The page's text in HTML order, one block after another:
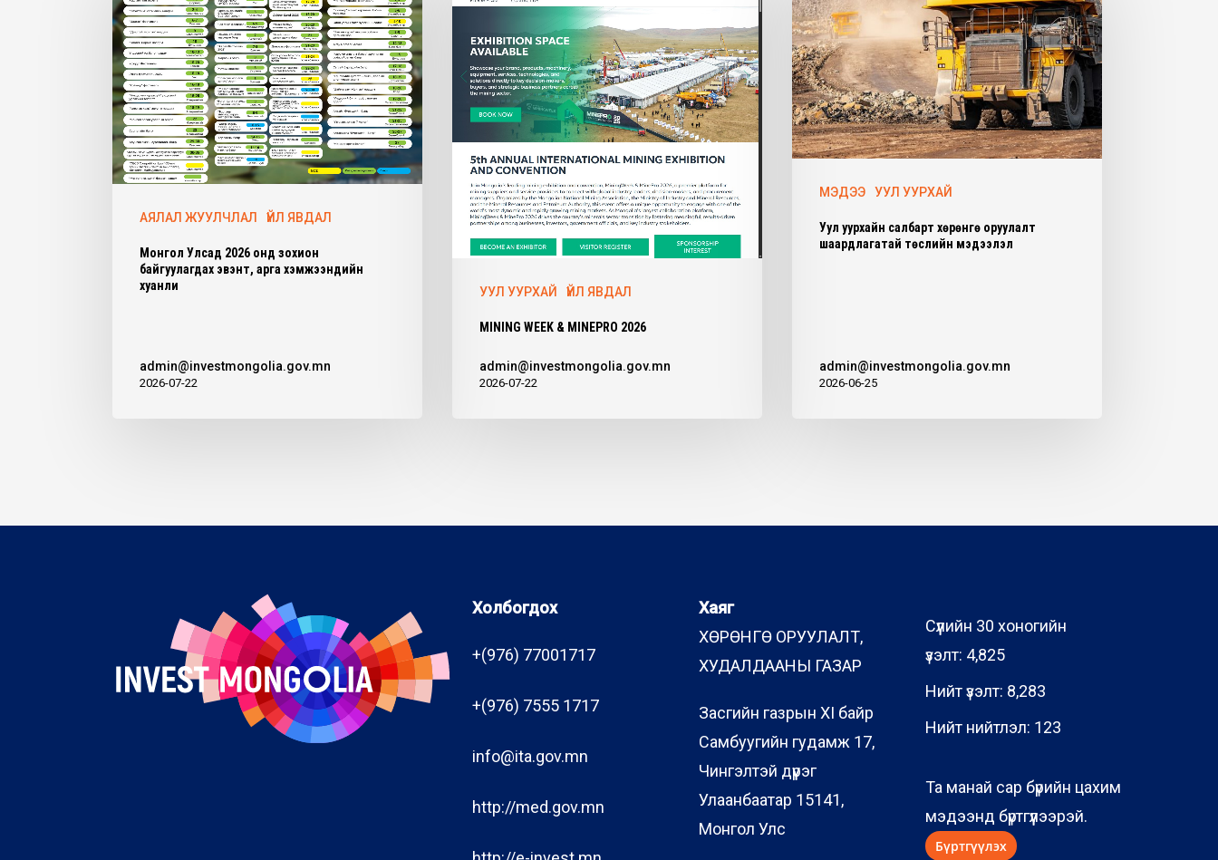
АЯЛАЛ ЖУУЛЧЛАЛ ҮЙЛ ЯВДАЛ
Монгол Улсад 2026 онд зохион
байгуулагдах эвэнт, арга хэмжээнүүдийн
хуанли
admin@investmongolia.gov.mn
2026-07-22
УУЛ УУРХАЙ ҮЙЛ ЯВДАЛ
MINING WEEK & MINEPRO 2026
admin@investmongolia.gov.mn
2026-07-22
МЭДЭЭ УУЛ УУРХАЙ
Уул уурхайн салбарт хөрөнгө оруулалт
шаардлагатай төслийн мэдээлэл
admin@investmongolia.gov.mn
2026-06-25
Холбогдох
+(976) 77001717
+(976) 7555 1717
info@ita.gov.mn
http://med.gov.mn
Хаяг
ХӨРӨНГӨ ОРУУЛАЛТ,
ХУДАЛДААНЫ ГАЗАР
Засгийн газрын XI байр
Самбуугийн гудамж 17,
Чингэлтэй дүүрэг
Улаанбаатар 15141,
Монгол Улс
Сүүлийн 30 хоногийн
үзэлт: 4,825
Нийт үзэлт: 8,283
Нийт нийтлэл: 123
Та манай сар бүрийн цахим
мэдээнд бүртгүүлээрэй.